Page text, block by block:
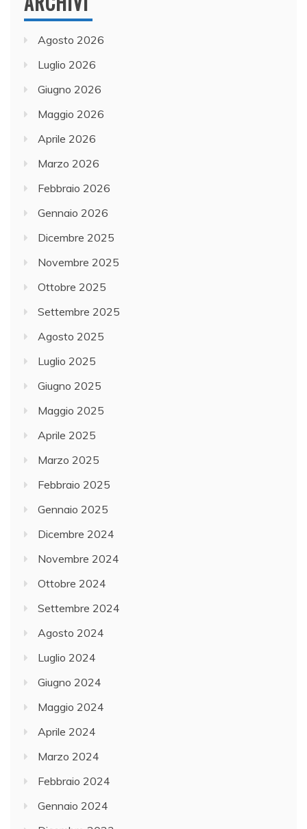
Agosto 2026
Luglio 2026
Giugno 2026
Maggio 2026
Aprile 2026
Marzo 2026
Febbraio 2026
Gennaio 2026
Dicembre 2025
Novembre 2025
Ottobre 2025
Settembre 2025
Agosto 2025
Luglio 2025
Giugno 2025
Maggio 2025
Aprile 2025
Marzo 2025
Febbraio 2025
Gennaio 2025
Dicembre 2024
Novembre 2024
Ottobre 2024
Settembre 2024
Agosto 2024
Luglio 2024
Giugno 2024
Maggio 2024
Aprile 2024
Marzo 2024
Febbraio 2024
Gennaio 2024